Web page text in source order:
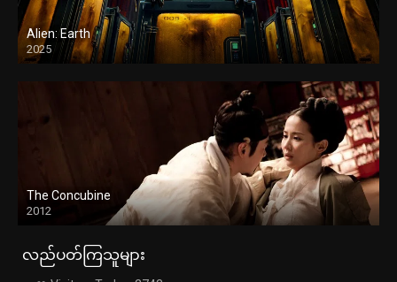
Alien: Earth
2025
The Concubine
2012
လည်ပတ်ကြသူများ